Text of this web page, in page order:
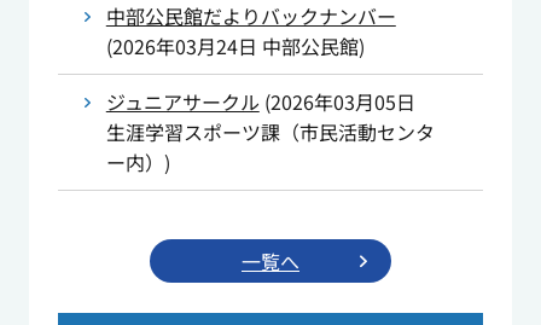
中部公民館だよりバックナンバー
(2026年03月24日 中部公民館)
ジュニアサークル (2026年03月05日
生涯学習スポーツ課（市民活動センタ
ー内） )
一覧へ